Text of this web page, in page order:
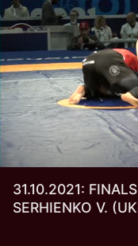
31.10.2021:
SERHIENKO V.